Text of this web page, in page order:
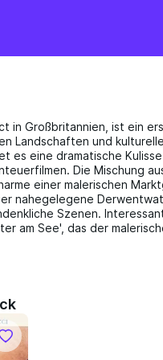
in Großbritannien, ist ein
Landschaften und
es eine dramatische
Die Mischung
einer malerischen
nahegelegene
Szenen.
am See', das der